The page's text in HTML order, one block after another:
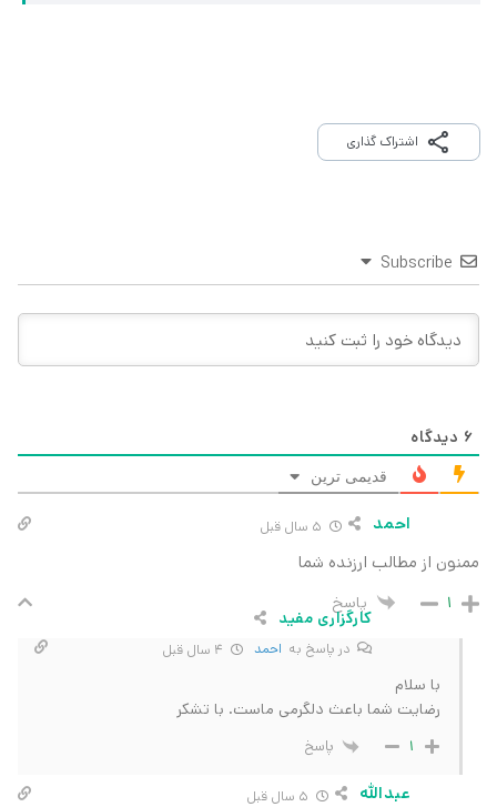
اشتراک گذاری
Subscribe
6 دیدگاه
قدیمی ترین
احمد
ممنون از مطالب ارزنده شما
1 پاسخ
کارگزاری مفید
در پاسخ به احمد
با سلام
رضایت شما باعث دلگرمی ماست. با تشکر
1 پاسخ
عبدالله